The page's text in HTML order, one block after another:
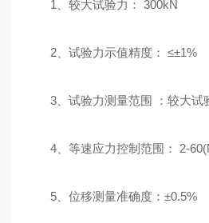
1、较大试验力： 300kN
2、试验力示值精度： ≤±1%
3、试验力测量范围 ：较大试
4、等速应力控制范围： 2-
5、位移测量准确度：±0.5%